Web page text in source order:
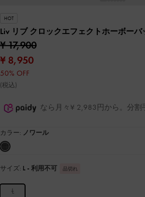
HOT
Liv リブ クロックエフェクトホーボーバ
¥ 17,900
¥ 8,950
50% OFF
(税込)
なら月々¥ 2,983円から。分割
カラー: ノワール
サイズ: L - 利用不可 品切れ
L